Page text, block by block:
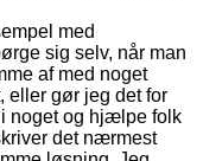
med
sig selv, når man
af med noget
eller gør jeg det for
noget og hjælpe folk
det nærmest